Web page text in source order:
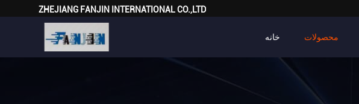
ZHEJIANG FANJIN INTERNATIONAL CO.,LTD
خانه محصولات